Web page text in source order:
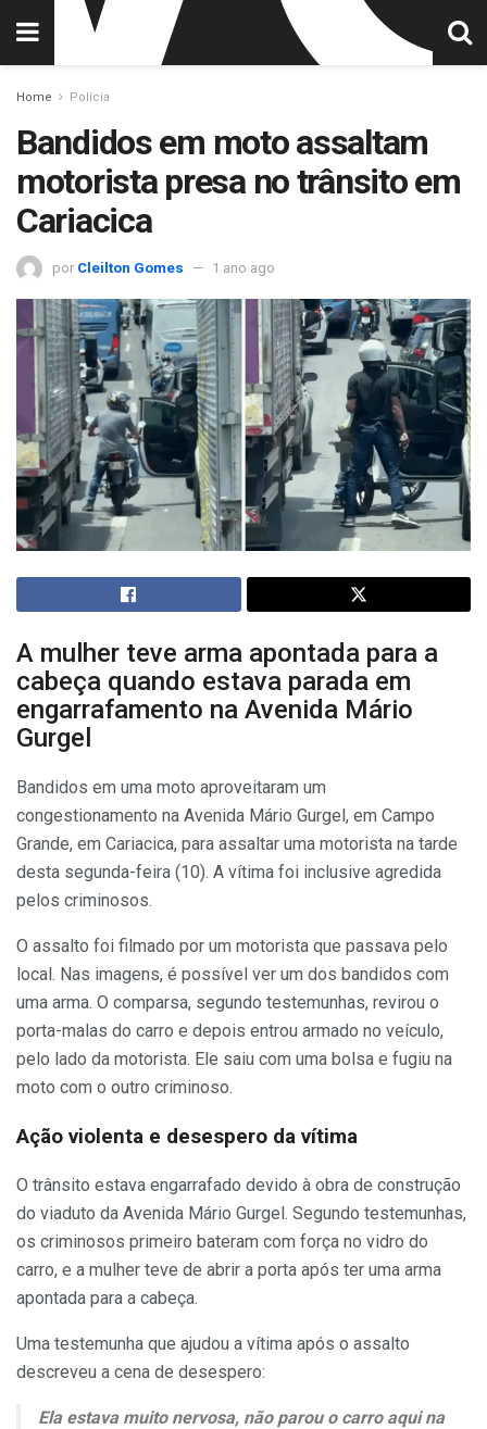
Home Polícia
Bandidos em moto assaltam
motorista presa no trânsito em
Cariacica
por Cleilton Gomes 1 ano ago
A mulher teve arma apontada para a
cabeça quando estava parada em
engarrafamento na Avenida Mário
Gurgel
Bandidos em uma moto aproveitaram um
congestionamento na Avenida Mário Gurgel, em Campo
Grande, em Cariacica, para assaltar uma motorista na tarde
desta segunda-feira (10). A vítima foi inclusive agredida
pelos criminosos.
O assalto foi filmado por um motorista que passava pelo
local. Nas imagens, é possível ver um dos bandidos com
uma arma. O comparsa, segundo testemunhas, revirou o
porta-malas do carro e depois entrou armado no veículo,
pelo lado da motorista. Ele saiu com uma bolsa e fugiu na
moto com o outro criminoso.
Ação violenta e desespero da vítima
O trânsito estava engarrafado devido à obra de construção
do viaduto da Avenida Mário Gurgel. Segundo testemunhas,
os criminosos primeiro bateram com força no vidro do
carro, e a mulher teve de abrir a porta após ter uma arma
apontada para a cabeça.
Uma testemunha que ajudou a vítima após o assalto
descreveu a cena de desespero:
Ela estava muito nervosa, não parou o carro aqui na